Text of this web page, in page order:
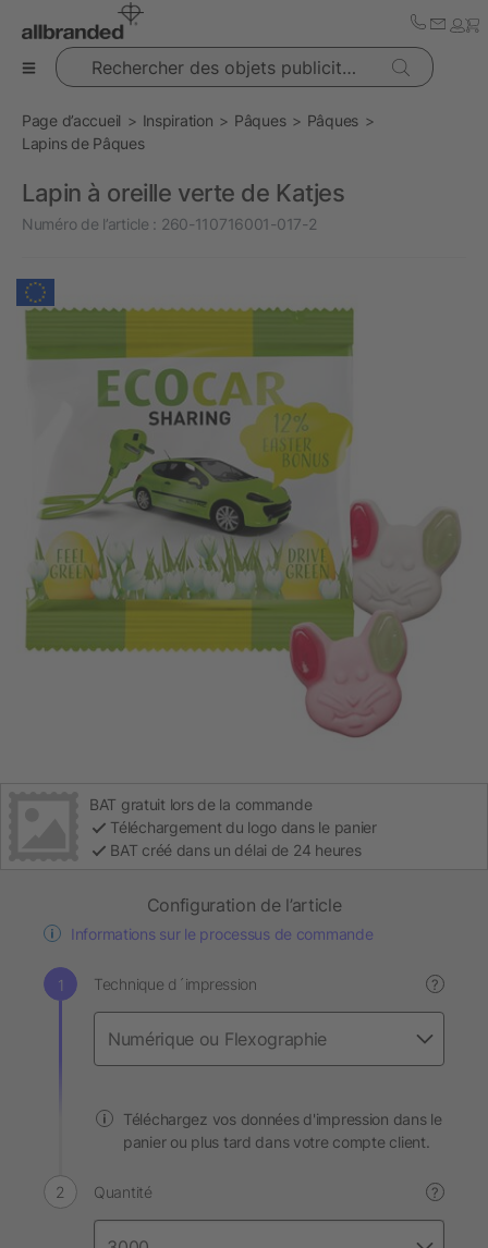
Rechercher des objets publicitaires
Page d’accueil Inspiration Pâques
Pâques
Lapins de Pâques
Lapin à oreille verte de Katjes
Numéro de l’article : 260-110716001-017-2
BAT gratuit lors de la commande
Téléchargement du logo dans le panier
BAT créé dans un délai de 24 heures
Configuration de l’article
Informations sur le processus de commande
Technique d´impression ?
Téléchargez vos données d'impression dans le
panier ou plus tard dans votre compte client.
Quantité ?